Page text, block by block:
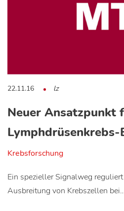
22.11.16 lz
Neuer Ansatzpunkt
Krebsforschung
Ein spezieller Signalweg
Ausbreitung von Krebszellen